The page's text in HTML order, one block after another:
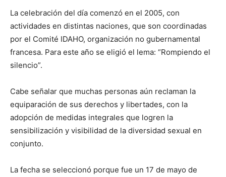
La celebración del día comenzó en el 2005, con
actividades en distintas naciones, que son coordinadas
por el Comité IDAHO, organización no gubernamental
francesa. Para este año se eligió el lema: “Rompiendo el
silencio”.
Cabe señalar que muchas personas aún reclaman la
equiparación de sus derechos y libertades, con la
adopción de medidas integrales que logren la
sensibilización y visibilidad de la diversidad sexual en
conjunto.
La fecha se seleccionó porque fue un 17 de mayo de